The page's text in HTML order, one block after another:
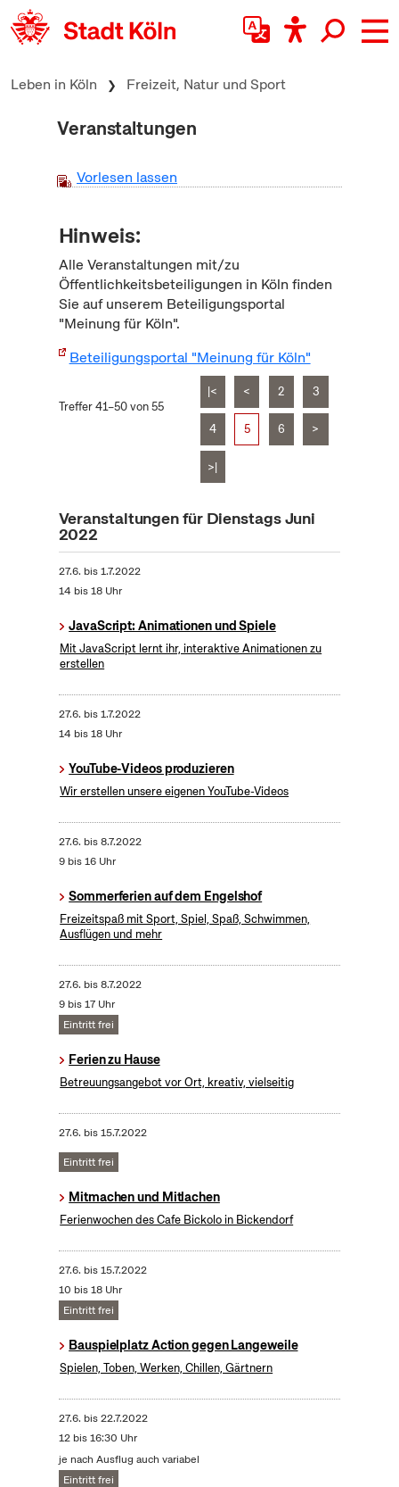
zum Inhalt springen
Leben in Köln Freizeit, Natur und Sport
Veranstaltungen
Vorlesen lassen
Hinweis:
Alle Veranstaltungen mit/zu
Öffentlichkeitsbeteiligungen in Köln finden
Sie auf unserem Beteiligungsportal
"Meinung für Köln".
Beteiligungsportal "Meinung für Köln"
Treffer 41–50 von 55
|< < 2 3
4 5 6 >
>|
Veranstaltungen für Dienstags Juni
2022
27.6. bis1.7.2022
14 bis 18 Uhr
JavaScript: Animationen und Spiele
Mit JavaScript lernt ihr, interaktive Animationen zu
erstellen
27.6. bis1.7.2022
14 bis 18 Uhr
YouTube-Videos produzieren
Wir erstellen unsere eigenen YouTube-Videos
27.6. bis8.7.2022
9 bis 16 Uhr
Sommerferien auf dem Engelshof
Freizeitspaß mit Sport, Spiel, Spaß, Schwimmen,
Ausflügen und mehr
27.6. bis8.7.2022
9 bis 17 Uhr
Eintritt frei
Ferien zu Hause
Betreuungsangebot vor Ort, kreativ, vielseitig
27.6. bis15.7.2022
Eintritt frei
Mitmachen und Mitlachen
Ferienwochen des Cafe Bickolo in Bickendorf
27.6. bis15.7.2022
10 bis 18 Uhr
Eintritt frei
Bauspielplatz Action gegen Langeweile
Spielen, Toben, Werken, Chillen, Gärtnern
27.6. bis22.7.2022
12 bis 16:30 Uhr
je nach Ausflug auch variabel
Eintritt frei